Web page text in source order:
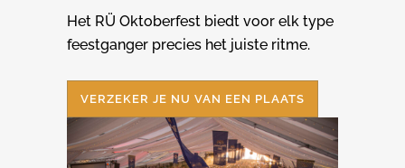
Het RÜ Oktoberfest biedt voor elk type
feestganger precies het juiste ritme.
VERZEKER JE NU VAN EEN PLAATS